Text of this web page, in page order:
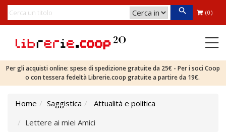
(0)
Per gli acquisti online: spese di spedizione gratuite da 25€ - Per i soci Coop
o con tessera fedeltà Librerie.coop gratuite a partire da 19€.
Home Saggistica
Attualità e politica
Lettere ai miei Amici